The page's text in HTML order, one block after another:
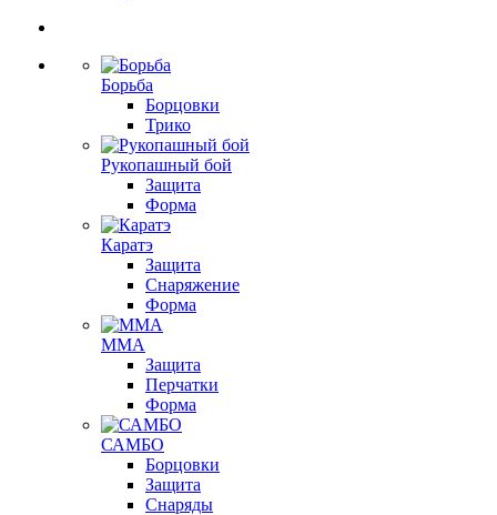
Борьба
Борцовки
Трико
Рукопашный бой
Защита
Форма
Каратэ
Защита
Снаряжение
Форма
ММА
Защита
Перчатки
Форма
САМБО
Борцовки
Защита
Снаряды